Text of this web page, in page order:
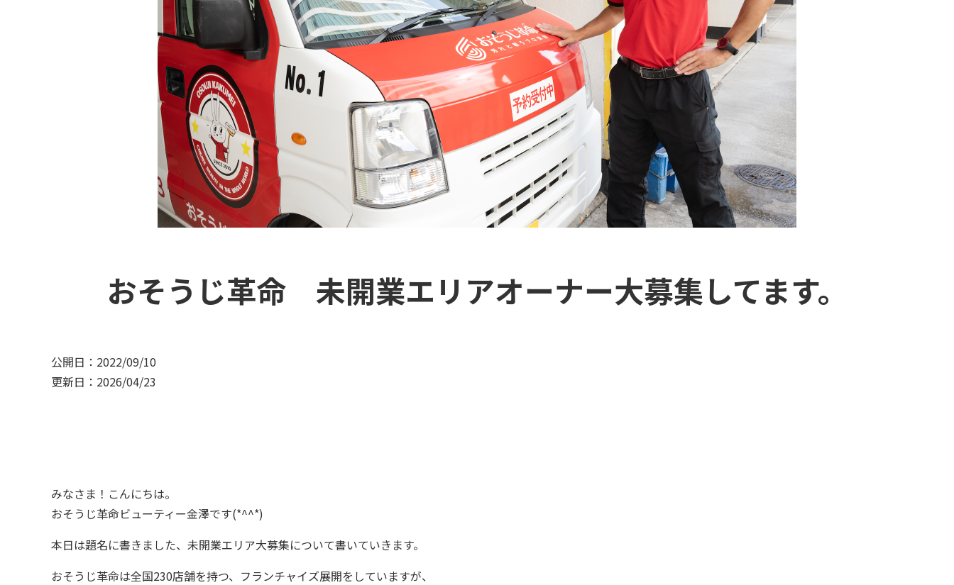
おそうじ革命 未開業エリアオーナー大募集してます。
公開日：2022/09/10
更新日：2026/04/23
みなさま！こんにちは。
おそうじ革命ビューティー金澤です(*^^*)
本日は題名に書きました、未開業エリア大募集について書いていきます。
おそうじ革命は全国230店舗を持つ、フランチャイズ展開をしていますが、